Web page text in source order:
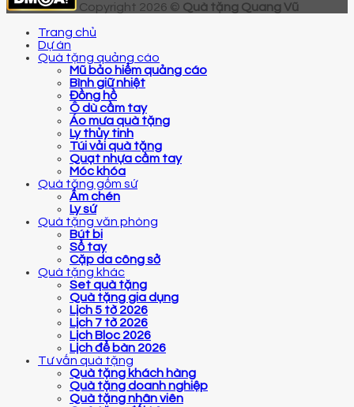
Copyright 2026 © Quà tặng Quang Vũ
Trang chủ
Dự án
Quà tặng quảng cáo
Mũ bảo hiểm quảng cáo
Bình giữ nhiệt
Đồng hồ
Ô dù cầm tay
Áo mưa quà tặng
Ly thủy tinh
Túi vải quà tặng
Quạt nhựa cầm tay
Móc khóa
Quà tặng gốm sứ
Ấm chén
Ly sứ
Quà tặng văn phòng
Bút bi
Sổ tay
Cặp da công sở
Quà tặng khác
Set quà tặng
Quà tặng gia dụng
Lịch 5 tờ 2026
Lịch 7 tờ 2026
Lịch Bloc 2026
Lịch để bàn 2026
Tư vấn quà tặng
Quà tặng khách hàng
Quà tặng doanh nghiệp
Quà tặng nhân viên